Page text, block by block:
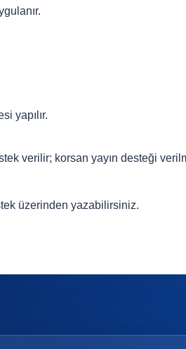
yapılır.
verilir; korsan yayın desteği
üzerinden yazabilirsiniz.